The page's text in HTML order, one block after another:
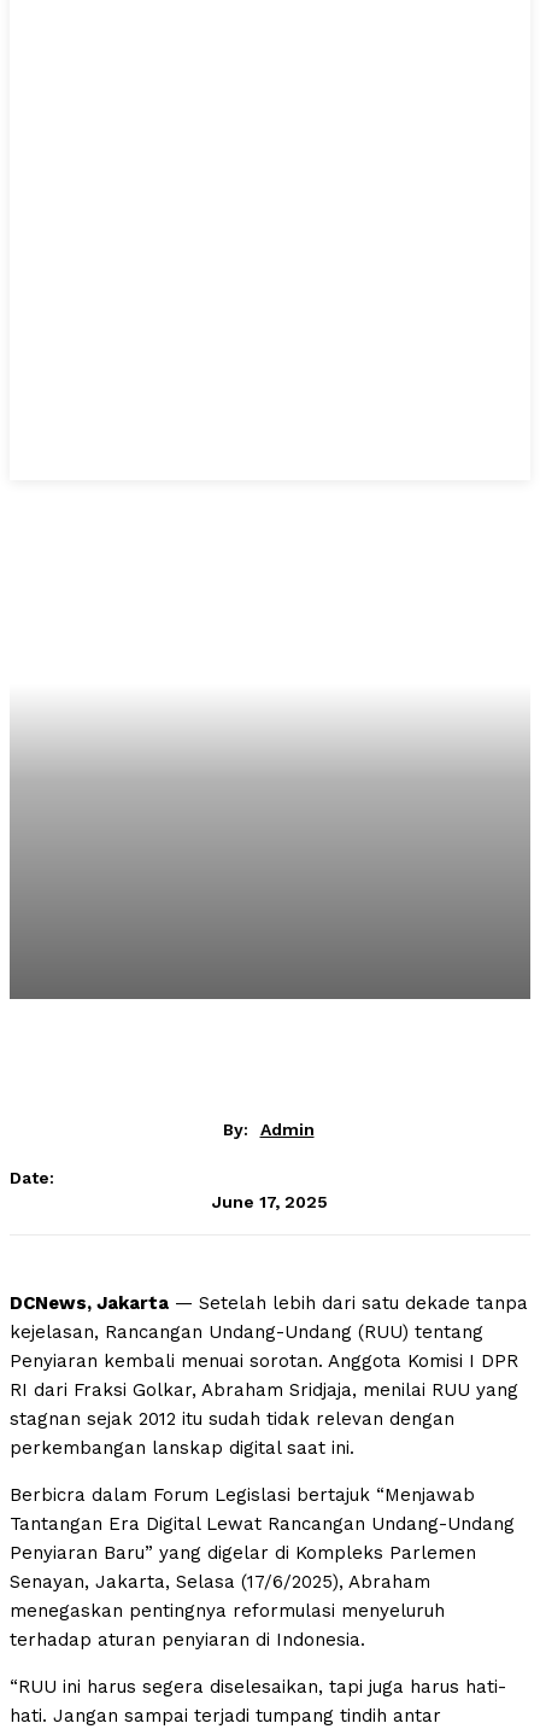
By: Admin
Date:
June 17, 2025
DCNews, Jakarta — Setelah lebih dari satu dekade tanpa
kejelasan, Rancangan Undang-Undang (RUU) tentang
Penyiaran kembali menuai sorotan. Anggota Komisi I DPR
RI dari Fraksi Golkar, Abraham Sridjaja, menilai RUU yang
stagnan sejak 2012 itu sudah tidak relevan dengan
perkembangan lanskap digital saat ini.
Berbicra dalam Forum Legislasi bertajuk “Menjawab
Tantangan Era Digital Lewat Rancangan Undang-Undang
Penyiaran Baru” yang digelar di Kompleks Parlemen
Senayan, Jakarta, Selasa (17/6/2025), Abraham
menegaskan pentingnya reformulasi menyeluruh
terhadap aturan penyiaran di Indonesia.
“RUU ini harus segera diselesaikan, tapi juga harus hati-
hati. Jangan sampai terjadi tumpang tindih antar